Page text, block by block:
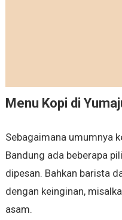
Menu Kopi di
Sebagaimana umumnya
Bandung ada beberapa
dipesan. Bahkan barista
dengan keinginan,
asam.